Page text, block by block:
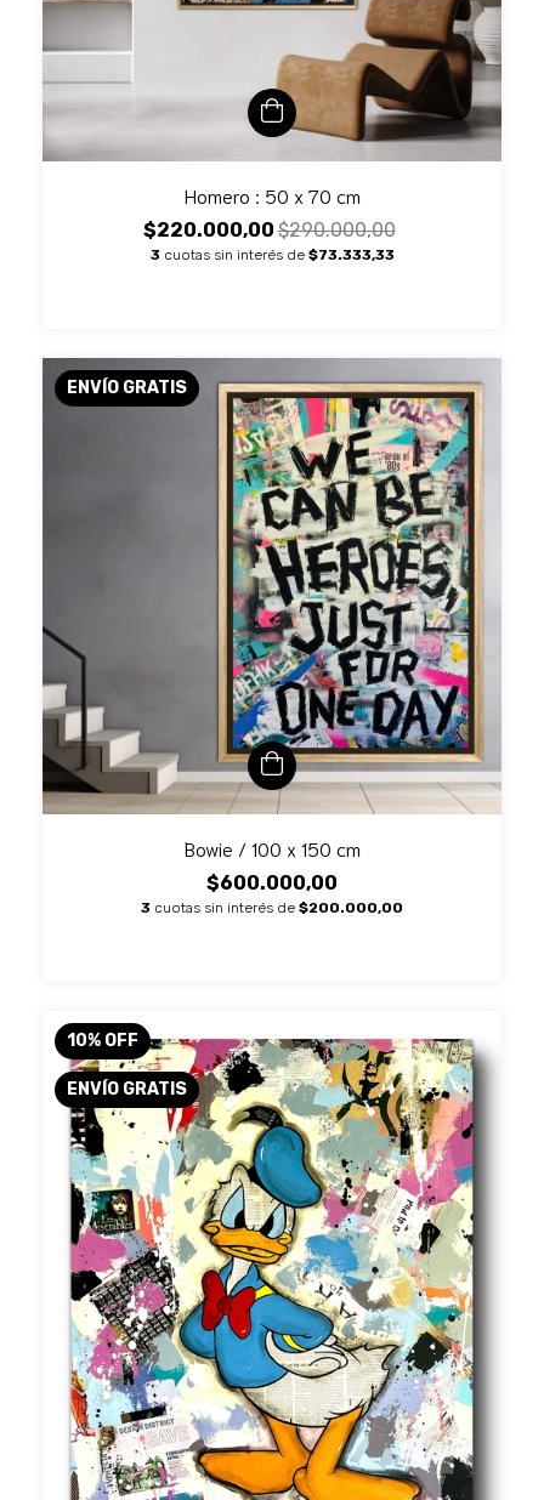
Homero : 50 x 70 cm
$220.000,00$290.000,00
3 cuotas sin interés de $73.333,33
ENVÍO GRATIS
Bowie / 100 x 150 cm
$600.000,00
3 cuotas sin interés de $200.000,00
10% OFF
ENVÍO GRATIS